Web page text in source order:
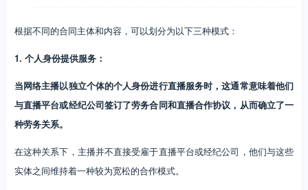
根据不同的合同主体和内容，可以划分为以下三种模式：
1. 个人身份提供服务：
当网络主播以独立个体的个人身份进行直播服务时，这通常意味着他们
与直播平台或经纪公司签订了劳务合同和直播合作协议，从而确立了一
种劳务关系。
在这种关系下，主播并不直接受雇于直播平台或经纪公司，他们与这些
实体之间维持着一种较为宽松的合作模式。